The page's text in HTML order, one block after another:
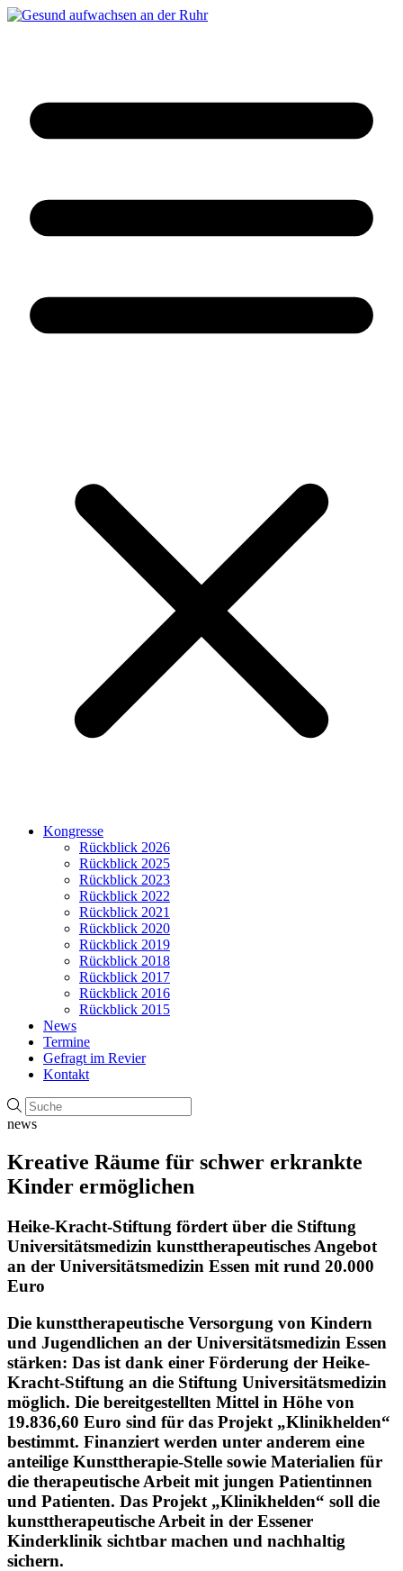
Kongresse
Rückblick 2026
Rückblick 2025
Rückblick 2023
Rückblick 2022
Rückblick 2021
Rückblick 2020
Rückblick 2019
Rückblick 2018
Rückblick 2017
Rückblick 2016
Rückblick 2015
News
Termine
Gefragt im Revier
Kontakt
news
Kreative Räume für schwer erkrankte
Kinder ermöglichen
Heike-Kracht-Stiftung fördert über die Stiftung
Universitätsmedizin kunsttherapeutisches Angebot
an der Universitätsmedizin Essen mit rund 20.000
Euro
Die kunsttherapeutische Versorgung von Kindern
und Jugendlichen an der Universitätsmedizin Essen
stärken: Das ist dank einer Förderung der Heike-
Kracht-Stiftung an die Stiftung Universitätsmedizin
möglich. Die bereitgestellten Mittel in Höhe von
19.836,60 Euro sind für das Projekt „Klinikhelden“
bestimmt. Finanziert werden unter anderem eine
anteilige Kunsttherapie-Stelle sowie Materialien für
die therapeutische Arbeit mit jungen Patientinnen
und Patienten. Das Projekt „Klinikhelden“ soll die
kunsttherapeutische Arbeit in der Essener
Kinderklinik sichtbar machen und nachhaltig
sichern.